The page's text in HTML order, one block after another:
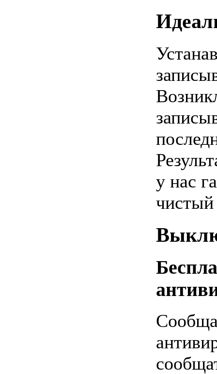
у нас